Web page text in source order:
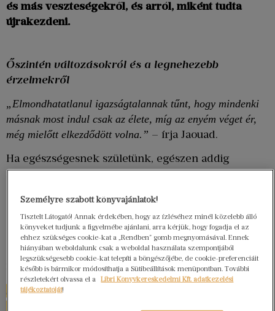
és más veszteségekről, és arról, miként tudta
újrakezdeni.
Őszintén változásokról és a legnehezebb
érzelmekről
„Elmondhatatlanul igazságtalannak tűnt, hogy mindenki
másnak most indul csak az élete, míg az enyém véget ér,
még mielőtt elkezdődött volna.” – írja Jaouad.
Ha egészségesnek születünk, egészen addig
hajlamosak vagyunk elfeledkezni a testünkről,
Természetesnek vesszük, hogy rendelkezésünkre
áll, mozog, fejlődik, befogadja az ételt. Ha azonban
egy betegség következtében a testünk megszokott
egyensúlya felborul, vele borul a saját világunk
rendje is.
Suleika Jaouad története olyan változásokról
szól, amelyek minden előzetes figyelmeztetés
Személyre szabott könyvajánlatok!
Tisztelt Látogató! Annak érdekében, hogy az ízléséhez minél közelebb álló
könyveket tudjunk a figyelmébe ajánlani, arra kérjük, hogy fogadja el az
ehhez szükséges cookie-kat a „Rendben” gomb megnyomásával. Ennek
hiányában weboldalunk csak a weboldal használata szempontjából
legszükségesebb cookie-kat telepíti a böngészőjébe, de cookie-preferenciáit
később is bármikor módosíthatja a Sütibeállítások menüpontban. További
részletekért olvassa el a
Libri Könyvkereskedelmi Kft. adatkezelési
tájékoztatóját!